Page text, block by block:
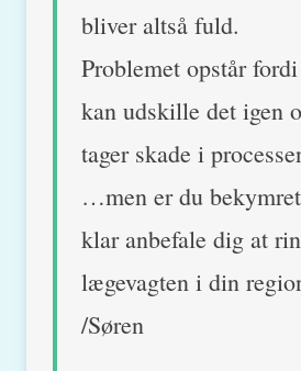
bliver altså fuld.
Problemet opstår
kan udskille det igen
tager skade i
…men er du
klar anbefale dig at
lægevagten i din
/Søren